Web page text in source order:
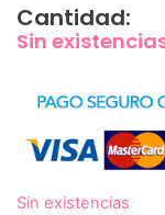
Cantidad:
Sin
Sin existencias